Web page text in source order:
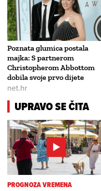
Poznata glumica postala
majka: S partnerom
Christopherom Abbottom
dobila svoje prvo dijete
net.hr
UPRAVO SE ČITA
PROGNOZA VREMENA